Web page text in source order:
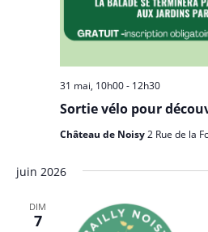
Sortie vélo pour
31 mai, 10h00- 12h30
Château de Noisy2 Rue de la
juin 2026
DIM
7